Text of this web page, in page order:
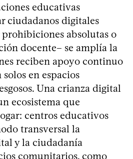
educativas
ciudadanos digitales
absolutas o
docente– se amplía la
reciben apoyo continuo
en espacios
Una crianza digital
ecosistema que
centros educativos
transversal la
y la ciudadanía
comunitarios, como